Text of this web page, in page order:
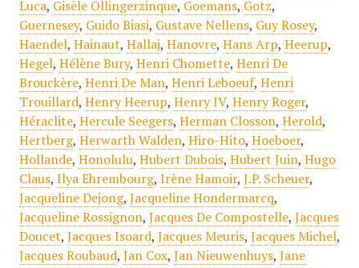
Luca, Gisèle Ollingerzinque, Goemans, Gotz,
Guernesey, Guido Biasi, Gustave Nellens, Guy Rosey,
Haendel, Hainaut, Hallaj, Hanovre, Hans Arp, Heerup,
Hegel, Hélène Bury, Henri Chomette, Henri De
Brouckère, Henri De Man, Henri Leboeuf, Henri
Trouillard, Henry Heerup, Henry IV, Henry Roger,
Héraclite, Hercule Seegers, Herman Closson, Herold,
Hertberg, Herwarth Walden, Hiro-Hito, Hoeboer,
Hollande, Honolulu, Hubert Dubois, Hubert Juin, Hugo
Claus, Ilya Ehrembourg, Irène Hamoir, J.P. Scheuer,
Jacqueline Dejong, Jacqueline Hondermarcq,
Jacqueline Rossignon, Jacques De Compostelle, Jacques
Doucet, Jacques Isoard, Jacques Meuris, Jacques Michel,
Jacques Roubaud, Jan Cox, Jan Nieuwenhuys, Jane